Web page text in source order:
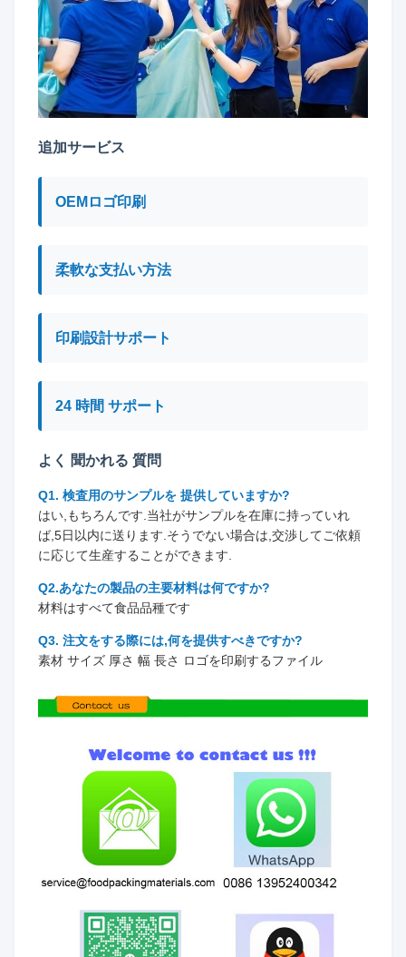
追加サービス
OEMロゴ印刷
柔軟な支払い方法
印刷設計サポート
24 時間 サポート
よく 聞かれる 質問
Q1. 検査用のサンプルを 提供していますか?
はい,もちろんです.当社がサンプルを在庫に持っていれ
ば,5日以内に送ります.そうでない場合は,交渉してご依頼
に応じて生産することができます.
Q2.あなたの製品の主要材料は何ですか?
材料はすべて食品品種です
Q3. 注文をする際には,何を提供すべきですか?
素材 サイズ 厚さ 幅 長さ ロゴを印刷するファイル